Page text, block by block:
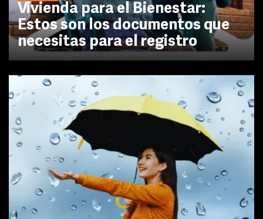
Vivienda para el Bienestar:
Estos son los documentos que
necesitas para el registro